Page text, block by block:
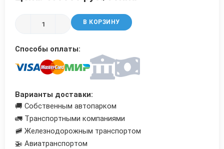
В КОРЗИНУ
Способы оплаты:
Варианты доставки:
🚚 Собственным автопарком
🚛 Транспортными компаниями
🚞 Железнодорожным транспортом
🚁 Авиатранспортом
Трубы в ВУС изоляции